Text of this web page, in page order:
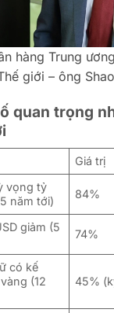
hàng Trung
giới – ông
quan trọng
Giá trị
vọng tỷ
năm tới)
84%
giảm (5
74%
có kế
(12
45%